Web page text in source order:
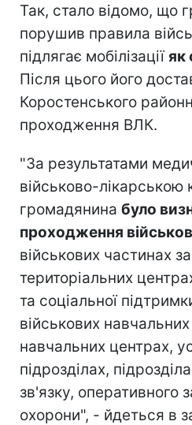
Так, стало відомо, що
порушив правила
підлягає мобілізаціїяк
Після цього його
Коростенського
проходження ВЛК.
"За результатами
військово-лікарською
громадянина було
проходження
військових частинах
територіальних
та соціальної
військових
навчальних центрах,
підрозділах,
зв'язку, оперативного
охорони", - йдеться в